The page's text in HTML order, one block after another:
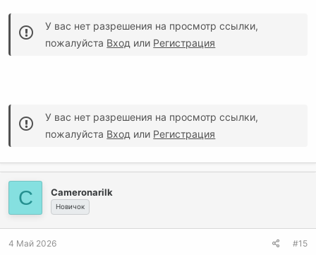
У вас нет разрешения на просмотр ссылки,
пожалуйста Вход или Регистрация
У вас нет разрешения на просмотр ссылки,
пожалуйста Вход или Регистрация
C Cameronarilk
Новичок
4 Май 2026 #15